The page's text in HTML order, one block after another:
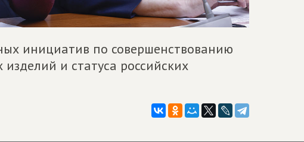
инициатив по совершенствованию
и статуса российских